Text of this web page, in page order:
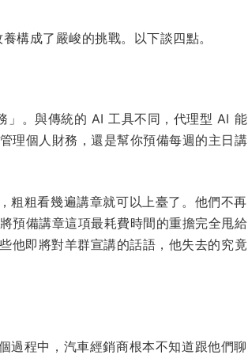
構成了嚴峻的挑戰。以下談四點。
」。與傳統的 AI 工具不同，代理型 AI 能
理個人財務，還是幫你預備每週的主日講
粗粗看幾遍講章就可以上臺了。他們不再
預備講章這項最耗費時間的重擔完全甩給
他即將對羊群宣講的話語，他失去的究竟
過程中，汽車經銷商根本不知道跟他們聊